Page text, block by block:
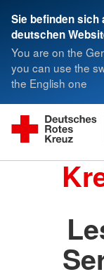
Sie befinden sich
deutschen
You are on the
you can use the
the English one